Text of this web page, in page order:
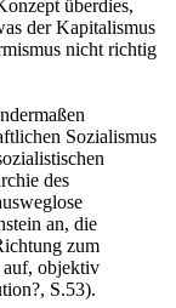
überdies,
der Kapitalismus
nicht richtig
Sozialismus
des
an, die
zum
auf, objektiv
S.53).